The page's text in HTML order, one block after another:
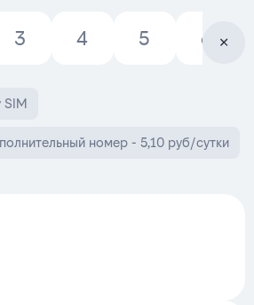
3 4 5 6
SIM
номер - 5,10 руб/сутки